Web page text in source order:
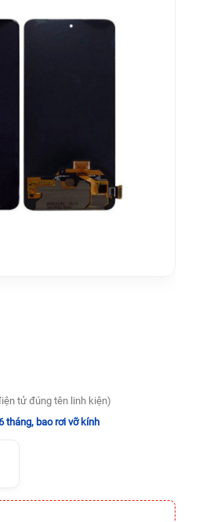
tử đúng tên linh kiện)
tháng, bao rơi vỡ kính